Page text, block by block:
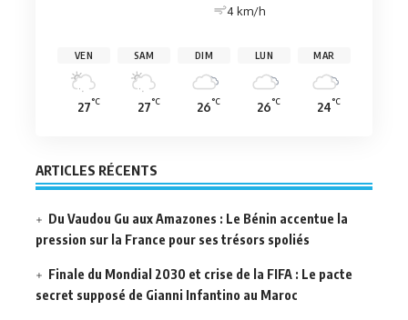
4 km/h
VEN
27°C
SAM
27°C
DIM
26°C
LUN
26°C
MAR
24°C
ARTICLES RÉCENTS
Du Vaudou Gu aux Amazones : Le Bénin accentue la
pression sur la France pour ses trésors spoliés
Finale du Mondial 2030 et crise de la FIFA : Le pacte
secret supposé de Gianni Infantino au Maroc